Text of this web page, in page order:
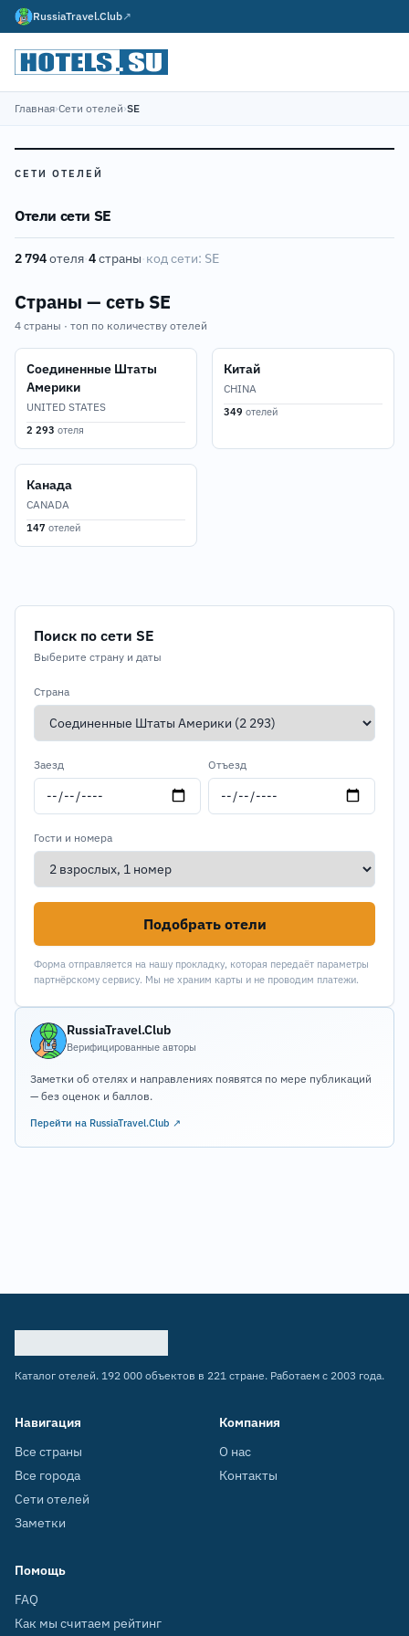
RussiaTravel.Club↗
Главная›Сети отелей›SE
СЕТИ ОТЕЛЕЙ
Отели сети SE
2 794отеля·4страны·код сети: SE
Страны — сеть SE
4 страны · топ по количеству отелей
Соединенные Штаты
Америки
UNITED STATES
2 293 отеля
Китай
CHINA
349 отелей
Канада
CANADA
147 отелей
Поиск по сети SE
Выберите страну и даты
Страна
Заезд Отъезд
Гости и номера
Подобрать отели
Форма отправляется на нашу прокладку, которая передаёт параметры
партнёрскому сервису. Мы не храним карты и не проводим платежи.
RussiaTravel.Club
Верифицированные авторы
Заметки об отелях и направлениях появятся по мере публикаций
— без оценок и баллов.
Перейти на RussiaTravel.Club ↗
Каталог отелей. 192 000 объектов в 221 стране. Работаем с 2003 года.
Навигация
Все страны
Все города
Сети отелей
Заметки
Компания
О нас
Контакты
Помощь
FAQ
Как мы считаем рейтинг